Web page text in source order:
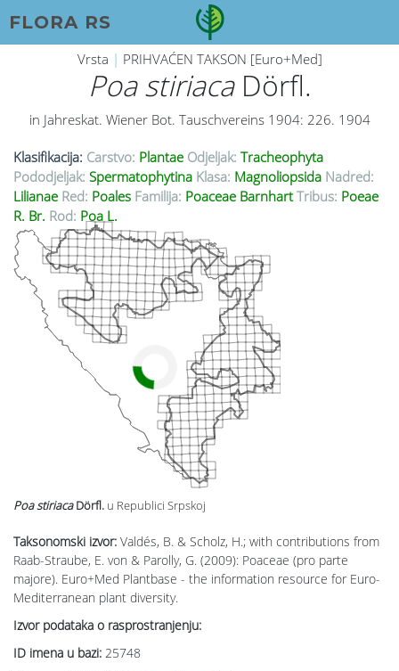
FLORA RS
Vrsta | PRIHVAĆEN TAKSON [Euro+Med]
Poa stiriacaDörfl.
in Jahreskat. Wiener Bot. Tauschvereins 1904: 226. 1904
Klasifikacija: Carstvo: Plantae Odjeljak: Tracheophyta
Pododjeljak: Spermatophytina Klasa: Magnoliopsida Nadred:
Lilianae Red: Poales Familija: Poaceae BarnhartTribus: Poeae
R. Br. Rod: Poa L.
Taksonomski izvor: Valdés, B. & Scholz, H.; with contributions from
Raab-Straube, E. von & Parolly, G. (2009): Poaceae (pro parte
majore). Euro+Med Plantbase - the information resource for Euro-
Mediterranean plant diversity.
Izvor podataka o rasprostranjenju:
ID imena u bazi: 25748
Poa stiriacaDörfl. u Republici Srpskoj